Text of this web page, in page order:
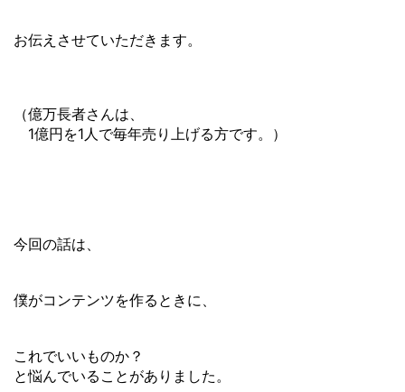
お伝えさせていただきます。
（億万長者さんは、
1億円を1人で毎年売り上げる方です。）
今回の話は、
僕がコンテンツを作るときに、
これでいいものか？
と悩んでいることがありました。